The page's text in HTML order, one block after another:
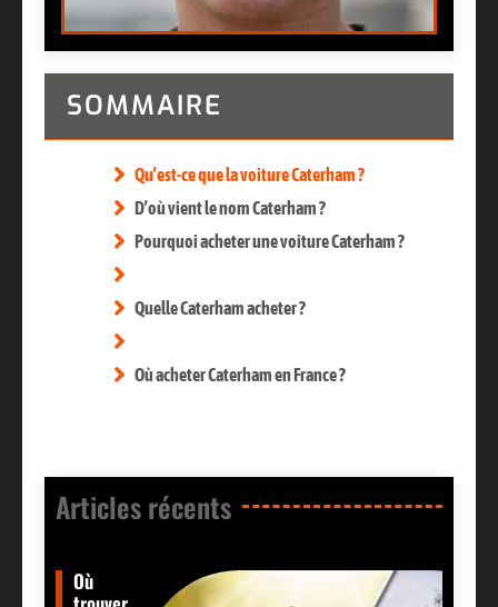
SOMMAIRE
Qu’est-ce que la voiture Caterham ?
D’où vient le nom Caterham ?
Pourquoi acheter une voiture Caterham ?
Quelle Caterham acheter ?
Où acheter Caterham en France ?
Articles récents​
Où